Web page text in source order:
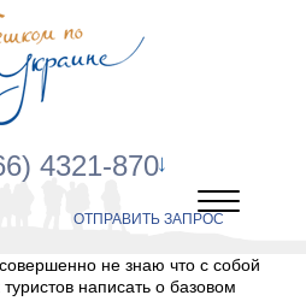
4321-870
ОТПРАВИТЬ ЗАПРОС
не знаю что с собой
написать о базовом